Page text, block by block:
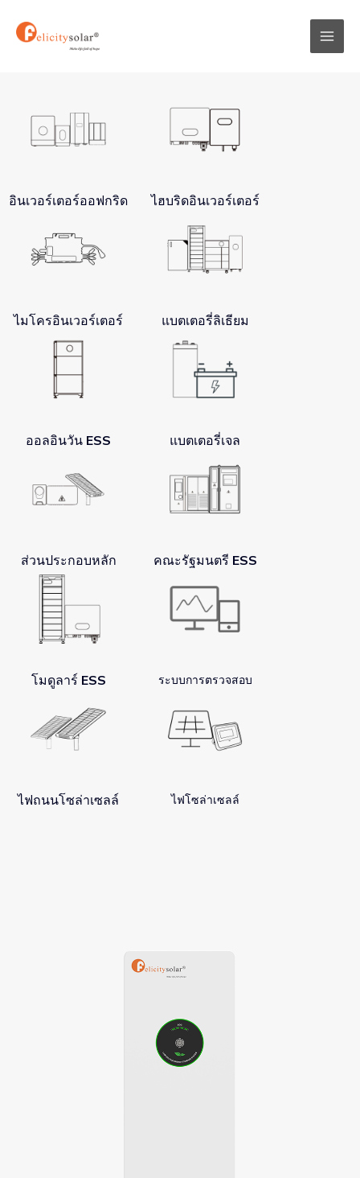
อินเวอร์เตอร์ออฟกริด ไฮบริดอินเวอร์เตอร์
ไมโครอินเวอร์เตอร์ แบตเตอรี่ลิเธียม
ออลอินวัน ESS แบตเตอรี่เจล
ส่วนประกอบหลัก คณะรัฐมนตรี ESS
โมดูลาร์ ESS ระบบการตรวจสอบ
ไฟถนนโซล่าเซลล์ ไฟโซล่าเซลล์